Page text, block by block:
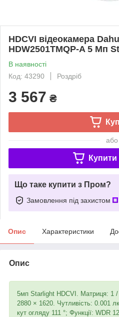
HDCVI відеокамера
HDW2501TMQP-A 5 Мп
В наявності
Код: 43290
Роздріб
3 567 ₴
або
Купити
Що таке купити з Пром?
Замовлення під захистом
Опис Характеристики
Опис
5мп Starlight HDCVI. Матриця: 1
2880 × 1620. Чутливість: 0.001
кут огляду 111 °; Функції: WDR